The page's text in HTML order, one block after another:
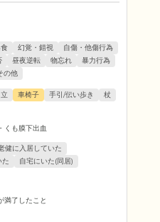
幻覚・錯視
自傷・他傷行為
昼夜逆転 物忘れ
暴力行為
の他
車椅子 手引/伝い歩き
杖
くも膜下出血
健に入居していた
た
自宅にいた(同居)
満了したこと